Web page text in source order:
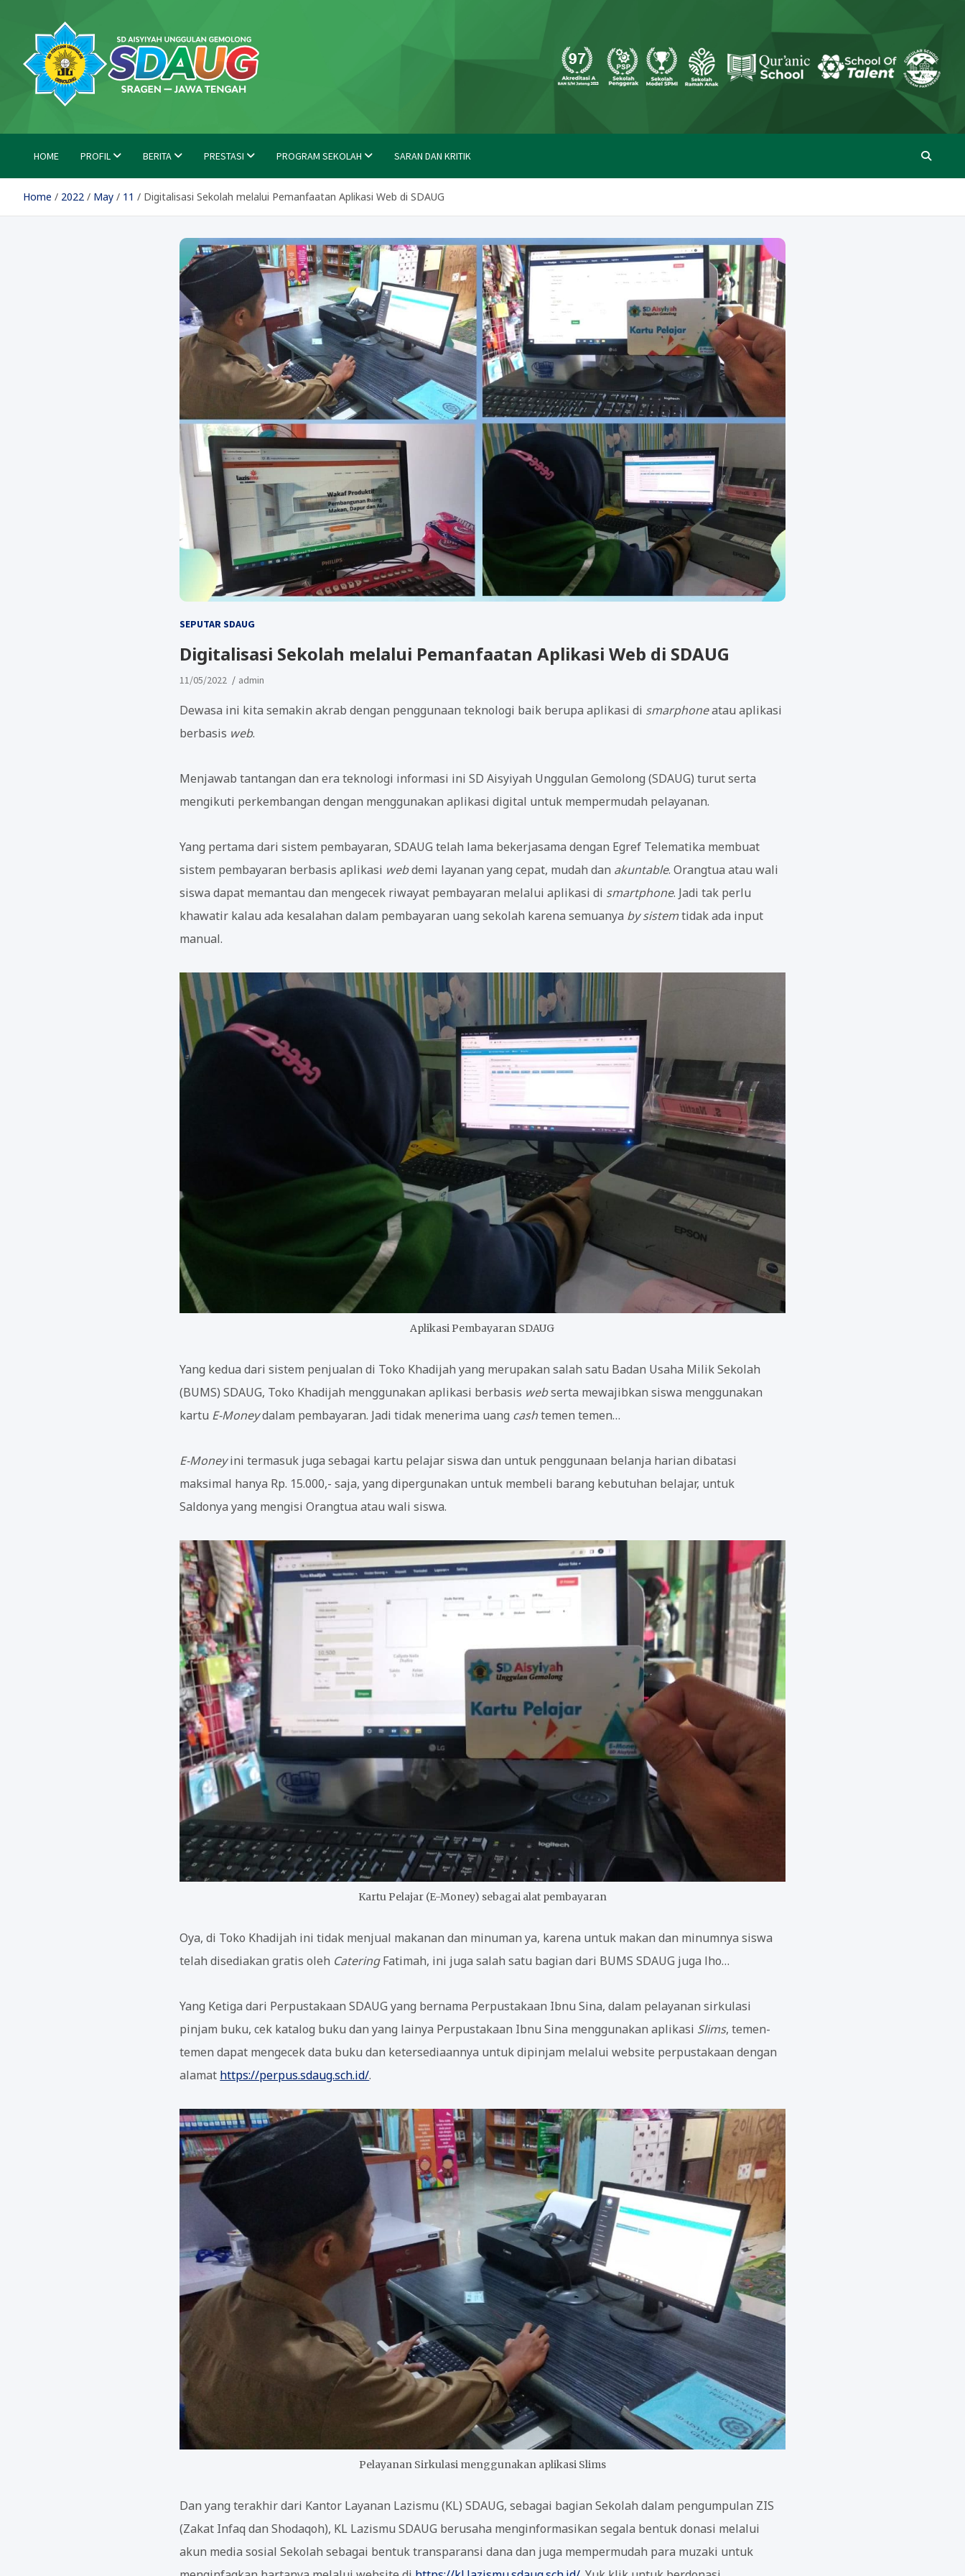
content
SD Aisyiyah Unggulan Gemolong
HOME PROFIL BERITA PRESTASI PROGRAM SEKOLAH SARAN DAN KRITIK
Home 2022 May 11 Digitalisasi Sekolah melalui Pemanfaatan Aplikasi Web di SDAUG
SEPUTAR SDAUG
Digitalisasi Sekolah melalui Pemanfaatan Aplikasi Web di SDAUG
11/05/2022 admin
Dewasa ini kita semakin akrab dengan penggunaan teknologi baik berupa aplikasi di smarphoneatau aplikasi
berbasis web.
Menjawab tantangan dan era teknologi informasi ini SD Aisyiyah Unggulan Gemolong (SDAUG) turut serta
mengikuti perkembangan dengan menggunakan aplikasi digital untuk mempermudah pelayanan.
Yang pertama dari sistem pembayaran, SDAUG telah lama bekerjasama dengan Egref Telematika membuat
sistem pembayaran berbasis aplikasi webdemi layanan yang cepat, mudah dan akuntable. Orangtua atau wali
siswa dapat memantau dan mengecek riwayat pembayaran melalui aplikasi di smartphone. Jadi tak perlu
khawatir kalau ada kesalahan dalam pembayaran uang sekolah karena semuanya by sistemtidak ada input
manual.
Aplikasi Pembayaran SDAUG
Yang kedua dari sistem penjualan di Toko Khadijah yang merupakan salah satu Badan Usaha Milik Sekolah
(BUMS) SDAUG, Toko Khadijah menggunakan aplikasi berbasis webserta mewajibkan siswa menggunakan
kartu E-Moneydalam pembayaran. Jadi tidak menerima uang cashtemen temen…
E-Moneyini termasuk juga sebagai kartu pelajar siswa dan untuk penggunaan belanja harian dibatasi
maksimal hanya Rp. 15.000,- saja, yang dipergunakan untuk membeli barang kebutuhan belajar, untuk
Saldonya yang mengisi Orangtua atau wali siswa.
Kartu Pelajar (E-Money) sebagai alat pembayaran
Oya, di Toko Khadijah ini tidak menjual makanan dan minuman ya, karena untuk makan dan minumnya siswa
telah disediakan gratis oleh CateringFatimah, ini juga salah satu bagian dari BUMS SDAUG juga lho…
Yang Ketiga dari Perpustakaan SDAUG yang bernama Perpustakaan Ibnu Sina, dalam pelayanan sirkulasi
pinjam buku, cek katalog buku dan yang lainya Perpustakaan Ibnu Sina menggunakan aplikasi Slims, temen-
temen dapat mengecek data buku dan ketersediaannya untuk dipinjam melalui website perpustakaan dengan
alamat https://perpus.sdaug.sch.id/.
Pelayanan Sirkulasi menggunakan aplikasi Slims
Dan yang terakhir dari Kantor Layanan Lazismu (KL) SDAUG, sebagai bagian Sekolah dalam pengumpulan ZIS
(Zakat Infaq dan Shodaqoh), KL Lazismu SDAUG berusaha menginformasikan segala bentuk donasi melalui
akun media sosial Sekolah sebagai bentuk transparansi dana dan juga mempermudah para muzaki untuk